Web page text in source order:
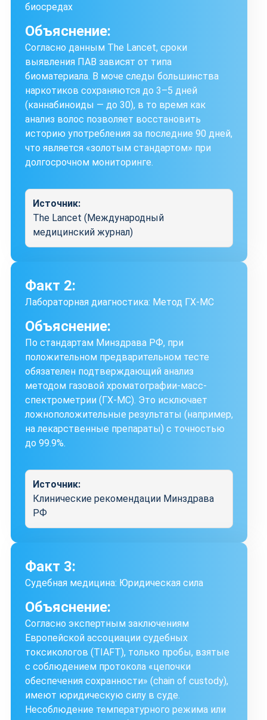
биосредах
Объяснение:
Согласно данным The Lancet, сроки
выявления ПАВ зависят от типа
биоматериала. В моче следы большинства
наркотиков сохраняются до 3–5 дней
(каннабиноиды — до 30), в то время как
анализ волос позволяет восстановить
историю употребления за последние 90 дней,
что является «золотым стандартом» при
долгосрочном мониторинге.
Источник:
The Lancet (Международный
медицинский журнал)
Факт 2:
Лабораторная диагностика: Метод ГХ-МС
Объяснение:
По стандартам Минздрава РФ, при
положительном предварительном тесте
обязателен подтверждающий анализ
методом газовой хроматографии-масс-
спектрометрии (ГХ-МС). Это исключает
ложноположительные результаты (например,
на лекарственные препараты) с точностью
до 99.9%.
Источник:
Клинические рекомендации Минздрава
РФ
Факт 3:
Судебная медицина: Юридическая сила
Объяснение:
Согласно экспертным заключениям
Европейской ассоциации судебных
токсикологов (TIAFT), только пробы, взятые
с соблюдением протокола «цепочки
обеспечения сохранности» (chain of custody),
имеют юридическую силу в суде.
Несоблюдение температурного режима или